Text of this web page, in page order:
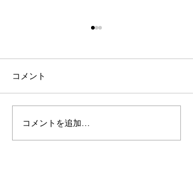
コメント
コメントを追加…